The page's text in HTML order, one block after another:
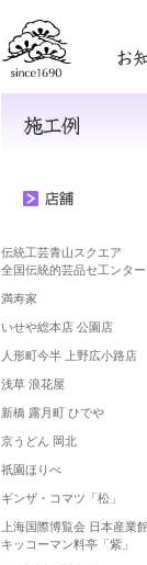
伝統工芸青山スクエア
全国伝統的芸品セ工ンター
満寿家
いせや総本店 公園店
人形町今半 上野広小路店
浅草 浪花屋
新橋 露月町 ひでや
京うどん 岡北
祇園ほりべ
ギンザ・コマツ「松」
上海国際博覧会 日本産業
キッコーマン料亭「紫」